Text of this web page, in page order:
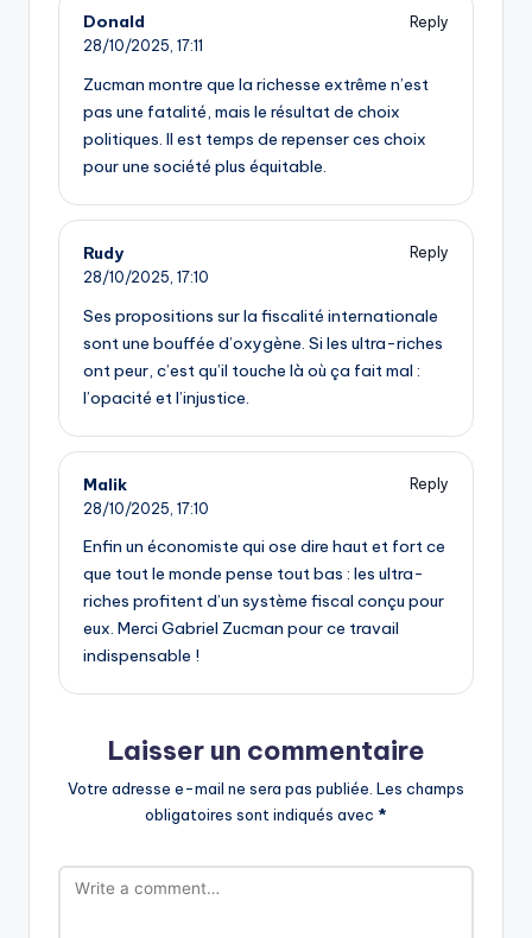
Donald
Reply
28/10/2025, 17:11
Zucman montre que la richesse extrême n’est
pas une fatalité, mais le résultat de choix
politiques. Il est temps de repenser ces choix
pour une société plus équitable.
Rudy
Reply
28/10/2025, 17:10
Ses propositions sur la fiscalité internationale
sont une bouffée d’oxygène. Si les ultra-riches
ont peur, c’est qu’il touche là où ça fait mal :
l’opacité et l’injustice.
Malik
Reply
28/10/2025, 17:10
Enfin un économiste qui ose dire haut et fort ce
que tout le monde pense tout bas : les ultra-
riches profitent d’un système fiscal conçu pour
eux. Merci Gabriel Zucman pour ce travail
indispensable !
Laisser un commentaire
Votre adresse e-mail ne sera pas publiée. Les champs
obligatoires sont indiqués avec *